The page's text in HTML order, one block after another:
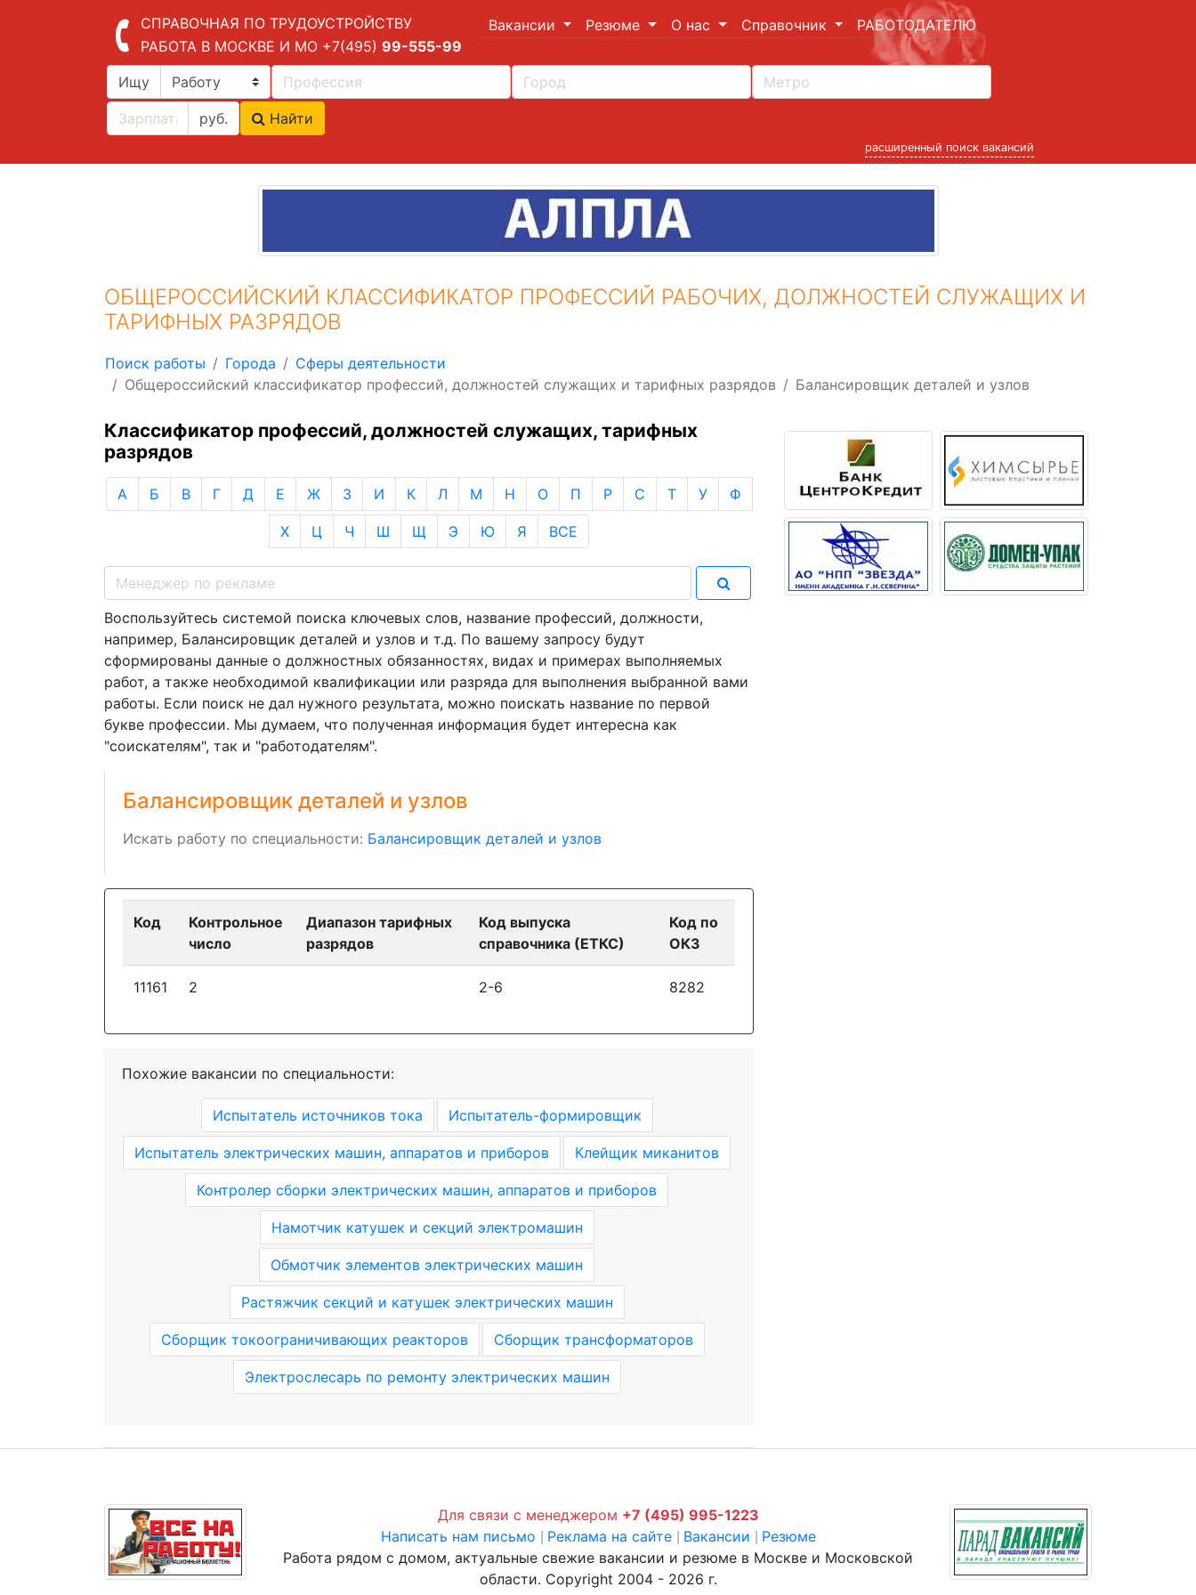
СПРАВОЧНАЯ ПО ТРУДОУСТРОЙСТВУ
РАБОТА В МОСКВЕ И МО +7(495) 99-555-99
Вакансии Резюме О нас Справочник РАБОТОДАТЕЛЮ
Ищу
руб. Найти
расширенный поиск вакансий
ОБЩЕРОССИЙСКИЙ КЛАССИФИКАТОР ПРОФЕССИЙ РАБОЧИХ, ДОЛЖНОСТЕЙ СЛУЖАЩИХ И
ТАРИФНЫХ РАЗРЯДОВ
Поиск работы Города
Сферы деятельности
Общероссийский классификатор профессий, должностей служащих и тарифных разрядов
Балансировщик деталей и узлов
Классификатор профессий, должностей служащих, тарифных
разрядов
А Б В Г Д Е Ж З И К Л М Н О П Р С Т У Ф
Х Ц Ч Ш Щ Э Ю Я ВСЕ
Воспользуйтесь системой поиска ключевых слов, название профессий, должности,
например, Балансировщик деталей и узлов и т.д. По вашему запросу будут
сформированы данные о должностных обязанностях, видах и примерах выполняемых
работ, а также необходимой квалификации или разряда для выполнения выбранной вами
работы. Если поиск не дал нужного результата, можно поискать название по первой
букве профессии. Мы думаем, что полученная информация будет интересна как
"соискателям", так и "работодателям".
Балансировщик деталей и узлов
Искать работу по специальности: Балансировщик деталей и узлов
Код
Контрольное
число
Диапазон тарифных
разрядов
Код выпуска
справочника (ЕТКС)
Код по
ОКЗ
11161 2 2-6 8282
Похожие вакансии по специальности:
Испытатель источников тока Испытатель-формировщик
Испытатель электрических машин, аппаратов и приборов Клейщик миканитов
Контролер сборки электрических машин, аппаратов и приборов
Намотчик катушек и секций электромашин
Обмотчик элементов электрических машин
Растяжчик секций и катушек электрических машин
Сборщик токоограничивающих реакторов Сборщик трансформаторов
Электрослесарь по ремонту электрических машин
Для связи с менеджером +7 (495) 995-1223
Написать нам письмо
Реклама на сайте Вакансии
Резюме
Работа рядом с домом, актуальные свежие вакансии и резюме в Москве и Московской
области. Copyright 2004 - 2026 г.